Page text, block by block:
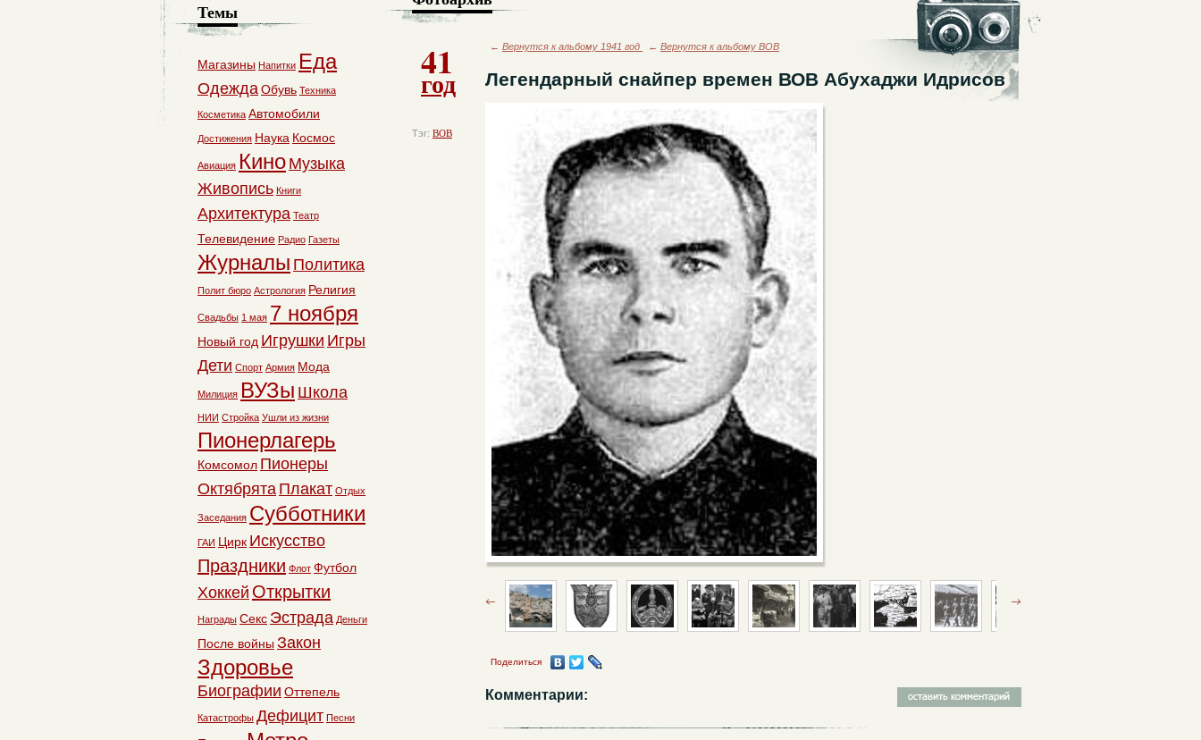
41
год
Тэг: ВОВ
← Вернутся к альбому 1941 год ← Вернутся к альбому ВОВ
Легендарный снайпер времен ВОВ Абухаджи Идрисов
Поделиться
Комментарии:
Темы
Магазины Напитки Еда
ОдеждаОбувь Техника
Косметика Автомобили
Достижения Наука Космос
Авиация Кино Музыка
Живопись Книги
Архитектура Театр
Телевидение Радио Газеты
Журналы Политика
Полит бюро Астрология Религия
Свадьбы 1 мая 7 ноября
Новый год Игрушки Игры
Дети Спорт Армия Мода
Милиция ВУЗы Школа
НИИ Стройка Ушли из жизни
Пионерлагерь
Комсомол Пионеры
Октябрята Плакат Отдых
Заседания Субботники
ГАИ Цирк Искусство
Праздники Флот Футбол
Хоккей Открытки
Награды Секс Эстрада Деньги
После войны Закон
Здоровье
Биографии Оттепель
Катастрофы Дефицит Песни